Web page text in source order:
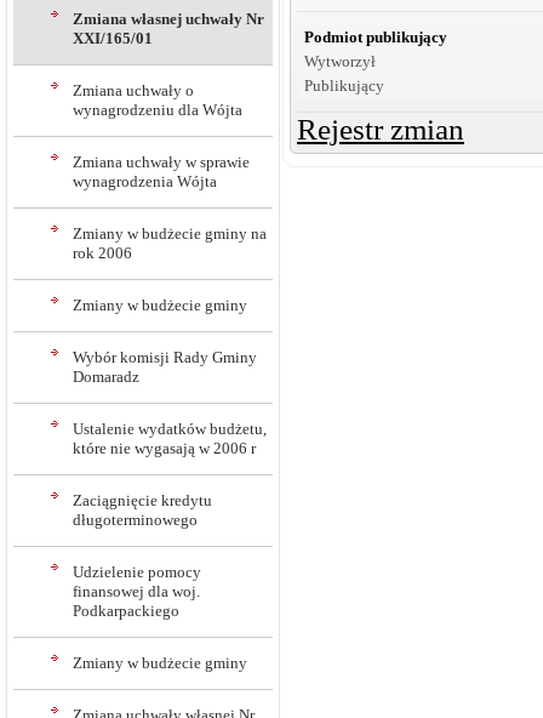
Zmiana własnej uchwały Nr
XXI/165/01
Zmiana uchwały o
wynagrodzeniu dla Wójta
Zmiana uchwały w sprawie
wynagrodzenia Wójta
Zmiany w budżecie gminy na
rok 2006
Zmiany w budżecie gminy
Wybór komisji Rady Gminy
Domaradz
Ustalenie wydatków budżetu,
które nie wygasają w 2006 r
Zaciągnięcie kredytu
długoterminowego
Udzielenie pomocy
finansowej dla woj.
Podkarpackiego
Zmiany w budżecie gminy
Podmiot publikujący
Wytworzył
Publikujący
Rejestr zmian